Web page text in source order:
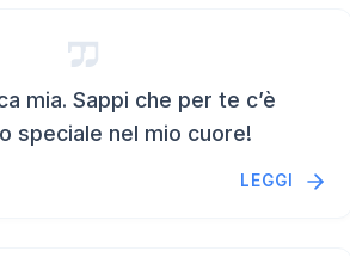
mia. Sappi che per te c’è
speciale nel mio cuore!
LEGGI